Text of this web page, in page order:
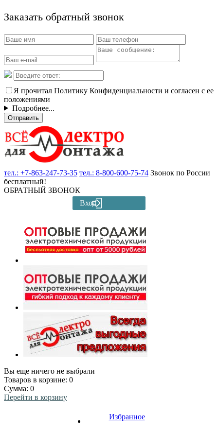
Заказать обратный звонок
Я прочитал Политику Конфиденциальности и согласен с ее
положениями
Подробнее...
Отправить
тел.: +7-863-247-73-35 тел.: 8-800-600-75-74 Звонок по России
бесплатный!
ОБРАТНЫЙ ЗВОНОК
Вход
Вы еще ничего не выбрали
Товаров в корзине: 0
Сумма: 0
Перейти в корзину
Избранное